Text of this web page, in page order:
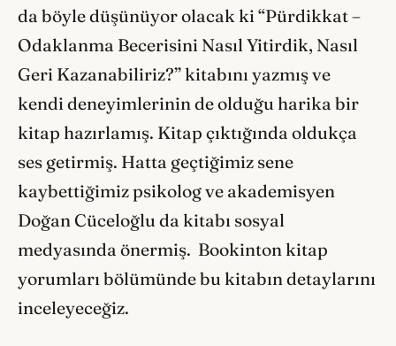
da böyle düşünüyor olacak ki “Pürdikkat –
Odaklanma Becerisini Nasıl Yitirdik, Nasıl
Geri Kazanabiliriz?” kitabını yazmış ve
kendi deneyimlerinin de olduğu harika bir
kitap hazırlamış. Kitap çıktığında oldukça
ses getirmiş. Hatta geçtiğimiz sene
kaybettiğimiz psikolog ve akademisyen
Doğan Cüceloğlu da kitabı sosyal
medyasında önermiş. Bookinton kitap
yorumları bölümünde bu kitabın detaylarını
inceleyeceğiz.